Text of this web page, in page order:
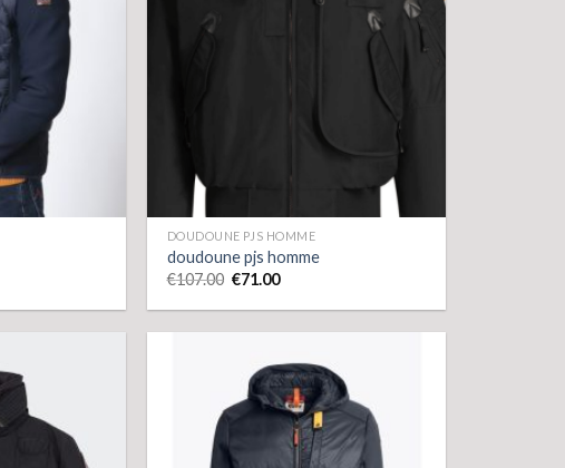
DOUDOUNE PJS HOMME
doudoune pjs homme
€107.00 €71.00